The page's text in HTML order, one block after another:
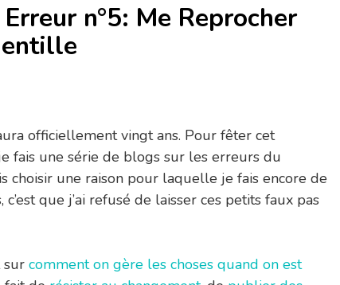
n°5: Me Reprocher
officiellement vingt ans. Pour fêter cet
fais une série de blogs sur les erreurs du
choisir une raison pour laquelle je fais encore de
que j’ai refusé de laisser ces petits faux pas
sur comment on gère les choses quand on est